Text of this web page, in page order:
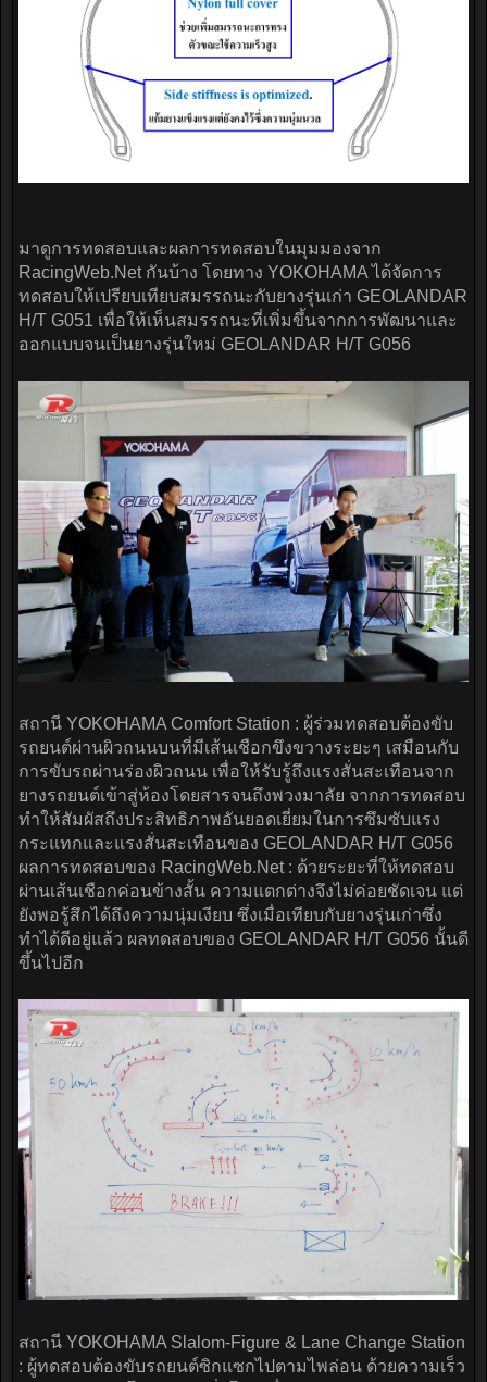
มาดูการทดสอบและผลการทดสอบในมุมมองจาก
RacingWeb.Net กันบ้าง โดยทาง YOKOHAMA ได้จัดการ
ทดสอบให้เปรียบเทียบสมรรถนะกับยางรุ่นเก่า GEOLANDAR
H/T G051 เพื่อให้เห็นสมรรถนะที่เพิ่มขึ้นจากการพัฒนาและ
ออกแบบจนเป็นยางรุ่นใหม่ GEOLANDAR H/T G056
สถานี YOKOHAMA Comfort Station : ผู้ร่วมทดสอบต้องขับ
รถยนต์ผ่านผิวถนนบนที่มีเส้นเชือกขึงขวางระยะๆ เสมือนกับ
การขับรถผ่านร่องผิวถนน เพื่อให้รับรู้ถึงแรงสั่นสะเทือนจาก
ยางรถยนต์เข้าสู่ห้องโดยสารจนถึงพวงมาลัย จากการทดสอบ
ทำให้สัมผัสถึงประสิทธิภาพอันยอดเยี่ยมในการซึมซับแรง
กระแทกและแรงสั่นสะเทือนของ GEOLANDAR H/T G056
ผลการทดสอบของ RacingWeb.Net : ด้วยระยะที่ให้ทดสอบ
ผ่านเส้นเชือกค่อนข้างสั้น ความแตกต่างจึงไม่ค่อยชัดเจน แต่
ยังพอรู้สึกได้ถึงความนุ่มเงียบ ซึ่งเมื่อเทียบกับยางรุ่นเก่าซึ่ง
ทำได้ดีอยู่แล้ว ผลทดสอบของ GEOLANDAR H/T G056 นั้นดี
ขึ้นไปอีก
สถานี YOKOHAMA Slalom-Figure & Lane Change Station
: ผู้ทดสอบต้องขับรถยนต์ซิกแซกไปตามไพล่อน ด้วยความเร็ว